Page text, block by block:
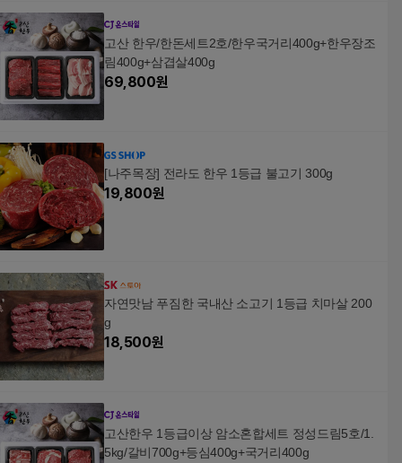
고산 한우/한돈세트2호/한우국거리400g+한우장조
림400g+삼겹살400g
69,800원
[나주목장] 전라도 한우 1등급 불고기 300g
19,800원
자연맛남 푸짐한 국내산 소고기 1등급 치마살 200
g
18,500원
고산한우 1등급이상 암소혼합세트 정성드림5호/1.
5kg/갈비700g+등심400g+국거리400g